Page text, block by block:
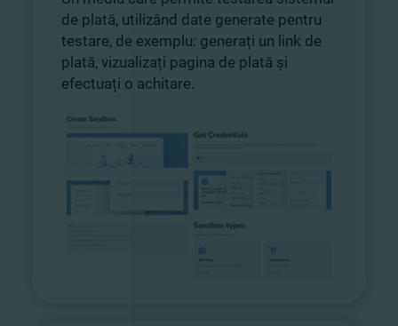
de plată, utilizând date generate pentru
testare, de exemplu: generați un link de
plată, vizualizați pagina de plată și
efectuați o achitare.